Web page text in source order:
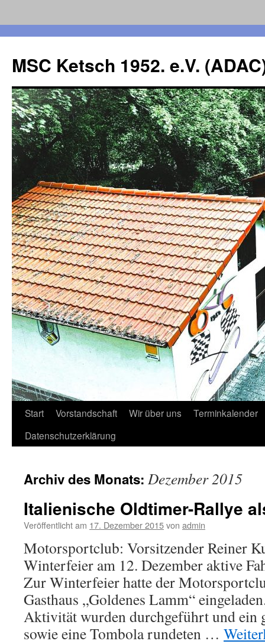
springen
MSC Ketsch 1952. e.V.
Start Vorstandschaft Wir über uns
Terminkalender
Datenschutzerklärung
Archiv des Monats: Dezember 2015
Italienische Oldtimer-Rallye
Veröffentlicht am 17. Dezember 2015von admin
Motorsportclub: Vorsitzender Reiner
Winterfeier am 12. Dezember aktive
Zur Winterfeier hatte der
Gasthaus „Goldenes Lamm“
Aktivität wurden durchgeführt und ein
sowie eine Tombola rundeten …